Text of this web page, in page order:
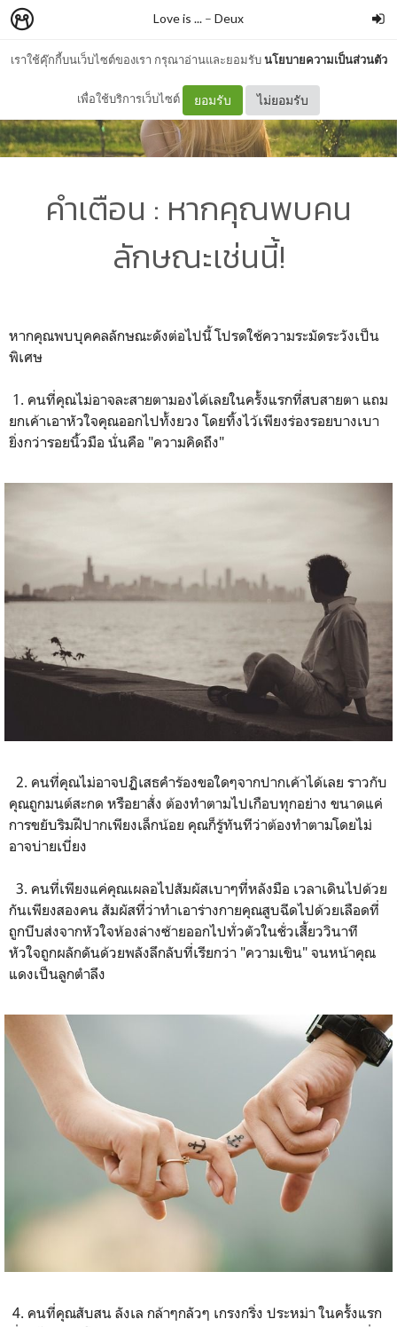
เราใช้คุ๊กกี้บนเว็บไซต์ของเรา กรุณาอ่านและยอมรับนโยบายความเป็นส่วนตัว
เพื่อใช้บริการเว็บไซต์ ยอมรับ ไม่ยอมรับ
Love is ... – Deux
คำเตือน : หากคุณพบคน
ลักษณะเช่นนี้!
หากคุณพบบุคคลลักษณะดังต่อไปนี้ โปรดใช้ความระมัดระวังเป็น
พิเศษ
1. คนที่คุณไม่อาจละสายตามองได้เลยในครั้งแรกที่สบสายตา แถม
ยกเค้าเอาหัวใจคุณออกไปทั้งยวง โดยทิ้งไว้เพียงร่องรอยบางเบา
ยิ่งกว่ารอยนิ้วมือ นั่นคือ "ความคิดถึง"
2. คนที่คุณไม่อาจปฏิเสธคำร้องขอใดๆจากปากเค้าได้เลย ราวกับ
คุณถูกมนต์สะกด หรือยาสั่ง ต้องทำตามไปเกือบทุกอย่าง ขนาดแค่
การขยับริมฝีปากเพียงเล็กน้อย คุณก็รู้ทันทีว่าต้องทำตามโดยไม่
อาจบ่ายเบี่ยง
3. คนที่เพียงแค่คุณเผลอไปสัมผัสเบาๆที่หลังมือ เวลาเดินไปด้วย
กันเพียงสองคน สัมผัสที่ว่าทำเอาร่างกายคุณสูบฉีดไปด้วยเลือดที่
ถูกบีบส่งจากหัวใจห้องล่างซ้ายออกไปทั่วตัวในชั่วเสี้ยววินาที
หัวใจถูกผลักดันด้วยพลังลึกลับที่เรียกว่า "ความเขิน" จนหน้าคุณ
แดงเป็นลูกตำลึง
4. คนที่คุณสับสน ลังเล กล้าๆกลัวๆ เกรงกริ่ง ประหม่า ในครั้งแรก